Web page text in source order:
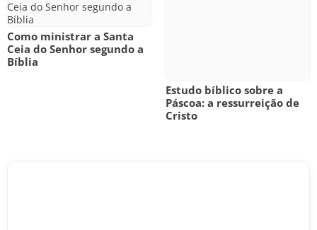
Como ministrar a Santa
Ceia do Senhor segundo a
Bíblia
Estudo bíblico sobre a
Páscoa: a ressurreição de
Cristo